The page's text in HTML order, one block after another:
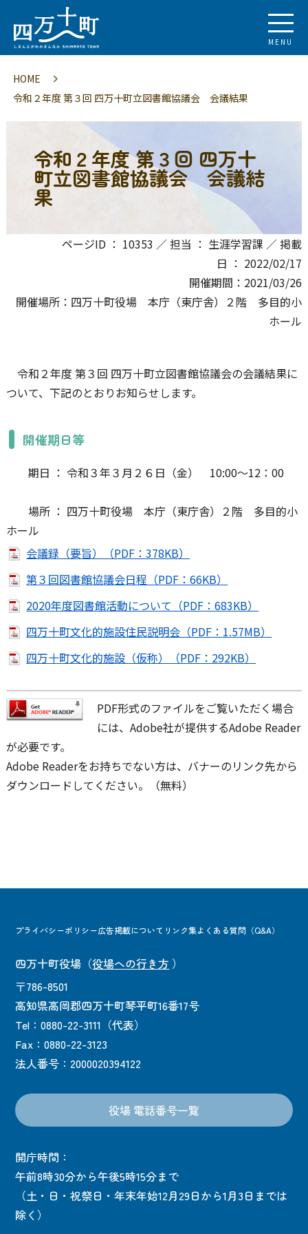
MENU
HOME
令和２年度 第３回 四万十町立図書館協議会 会議結果
令和２年度 第３回 四万十
町立図書館協議会 会議結
果
ページID ： 10353 ／ 担当 ： 生涯学習課 ／ 掲載
日 ： 2022/02/17
開催期間：2021/03/26
開催場所：四万十町役場 本庁（東庁舎）２階 多目的小
ホール
令和２年度 第３回 四万十町立図書館協議会の会議結果に
ついて、下記のとおりお知らせします。
開催期日等
期日 ： 令和３年３月２６日（金） 10:00～12：00
場所 ： 四万十町役場 本庁（東庁舎）２階 多目的小
ホール
会議録（要旨）（PDF：378KB）
第３回図書館協議会日程（PDF：66KB）
2020年度図書館活動について（PDF：683KB）
四万十町文化的施設住民説明会（PDF：1.57MB）
四万十町文化的施設（仮称）（PDF：292KB）
PDF形式のファイルをご覧いただく場合
には、Adobe社が提供するAdobe Reader
が必要です。
Adobe Readerをお持ちでない方は、バナーのリンク先から
ダウンロードしてください。（無料）
プライバシーポリシー広告掲載について リンク集よくある質問（Q&A）
四万十町役場 （役場への行き方 ）
〒786-8501
高知県高岡郡四万十町琴平町16番17号
Tel：0880-22-3111（代表）
Fax：0880-22-3123
法人番号：2000020394122
役場 電話番号一覧
開庁時間：
午前8時30分から午後5時15分まで
（土・日・祝祭日・年末年始12月29日から1月3日までは
除く）